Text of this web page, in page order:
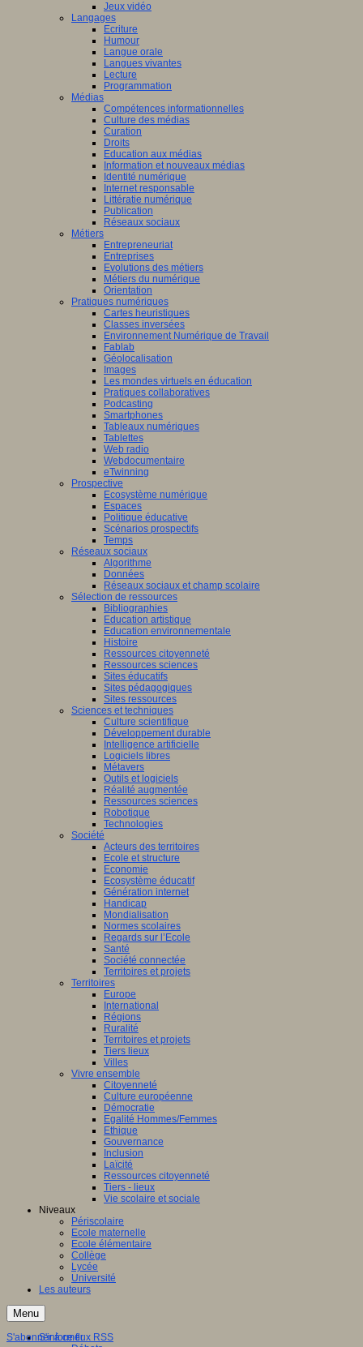
Jeux vidéo
Langages
Ecriture
Humour
Langue orale
Langues vivantes
Lecture
Programmation
Médias
Compétences informationnelles
Culture des médias
Curation
Droits
Education aux médias
Information et nouveaux médias
Identité numérique
Internet responsable
Littératie numérique
Publication
Réseaux sociaux
Métiers
Entrepreneuriat
Entreprises
Evolutions des métiers
Métiers du numérique
Orientation
Pratiques numériques
Cartes heuristiques
Classes inversées
Environnement Numérique de Travail
Fablab
Géolocalisation
Images
Les mondes virtuels en éducation
Pratiques collaboratives
Podcasting
Smartphones
Tableaux numériques
Tablettes
Web radio
Webdocumentaire
eTwinning
Prospective
Ecosystème numérique
Espaces
Politique éducative
Scénarios prospectifs
Temps
Réseaux sociaux
Algorithme
Données
Réseaux sociaux et champ scolaire
Sélection de ressources
Bibliographies
Education artistique
Education environnementale
Histoire
Ressources citoyenneté
Ressources sciences
Sites éducatifs
Sites pédagogiques
Sites ressources
Sciences et techniques
Culture scientifique
Développement durable
Intelligence artificielle
Logiciels libres
Métavers
Outils et logiciels
Réalité augmentée
Ressources sciences
Robotique
Technologies
Société
Acteurs des territoires
Ecole et structure
Economie
Ecosystème éducatif
Génération internet
Handicap
Mondialisation
Normes scolaires
Regards sur l’Ecole
Santé
Société connectée
Territoires et projets
Territoires
Europe
International
Régions
Ruralité
Territoires et projets
Tiers lieux
Villes
Vivre ensemble
Citoyenneté
Culture européenne
Démocratie
Egalité Hommes/Femmes
Ethique
Gouvernance
Inclusion
Laïcité
Ressources citoyenneté
Tiers - lieux
Vie scolaire et sociale
Niveaux
Périscolaire
Ecole maternelle
Ecole élémentaire
Collège
Lycée
Université
Les auteurs
Menu
S'informer
S'abonner à ce flux RSS